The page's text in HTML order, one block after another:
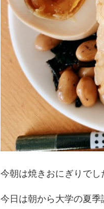
今朝は焼きおにぎりでし
今日は朝から大学の夏季